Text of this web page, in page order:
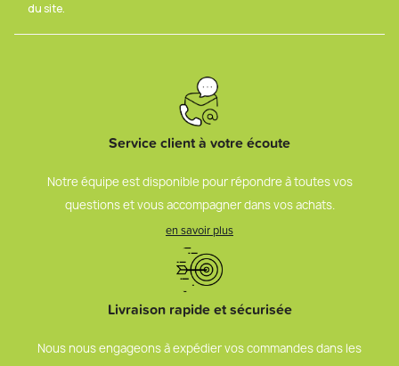
du site.
Service client à votre écoute
Notre équipe est disponible pour répondre à toutes vos
questions et vous accompagner dans vos achats.
en savoir plus
Livraison rapide et sécurisée
Nous nous engageons à expédier vos commandes dans les